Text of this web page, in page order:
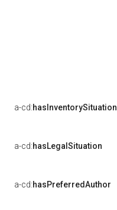
a-cd:hasInventorySituation
a-cd:hasLegalSituation
a-cd:hasPreferredAuthor